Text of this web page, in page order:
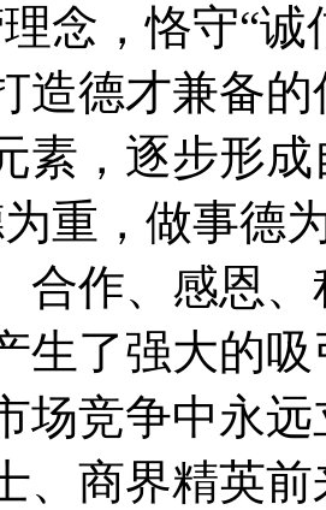
念，恪守“
造德才兼备
素，逐步形
重，做事德
合作、感恩
生了强大的
场竞争中永
、商界精英